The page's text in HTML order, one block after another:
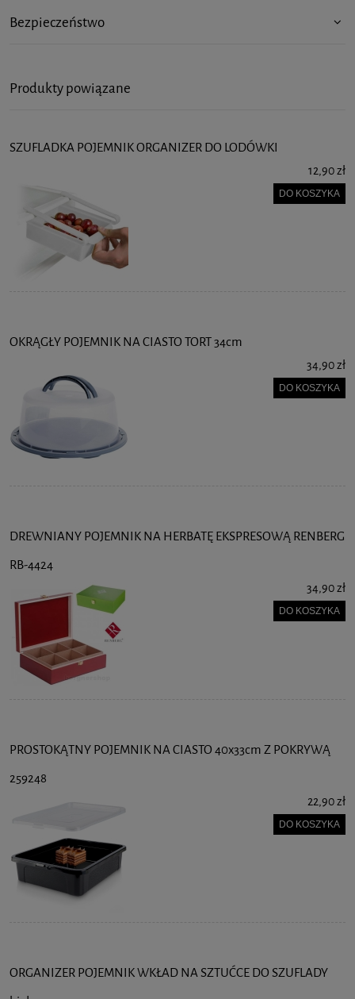
Bezpieczeństwo
Produkty powiązane
SZUFLADKA POJEMNIK ORGANIZER DO LODÓWKI
12,90 zł
DO KOSZYKA
OKRĄGŁY POJEMNIK NA CIASTO TORT 34cm
34,90 zł
DO KOSZYKA
DREWNIANY POJEMNIK NA HERBATĘ EKSPRESOWĄ RENBERG
RB-4424
34,90 zł
DO KOSZYKA
PROSTOKĄTNY POJEMNIK NA CIASTO 40x33cm Z POKRYWĄ
259248
22,90 zł
DO KOSZYKA
ORGANIZER POJEMNIK WKŁAD NA SZTUĆCE DO SZUFLADY